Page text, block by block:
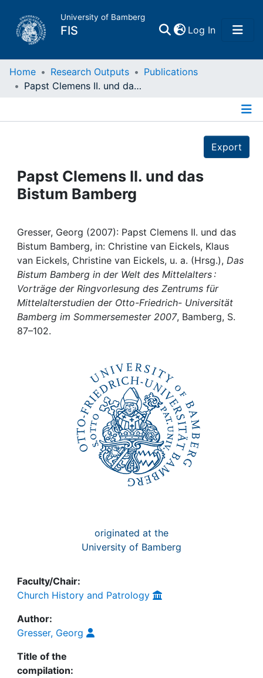
University of Bamberg
FIS Log In(current)
Home
Projects
People
Institutions
Awards
My FIS
Help
Home Research Outputs
Publications
Papst Clemens II. und das Bistum Bamberg
Export
Papst Clemens II. und das
Bistum Bamberg
Gresser, Georg (2007): Papst Clemens II. und das
Bistum Bamberg, in: Christine van Eickels, Klaus
van Eickels, Christine van Eickels, u. a. (Hrsg.), Das
Bistum Bamberg in der Welt des Mittelalters :
Vorträge der Ringvorlesung des Zentrums für
Mittelalterstudien der Otto-Friedrich- Universität
Bamberg im Sommersemester 2007, Bamberg, S.
87–102.
originated at the
University of Bamberg
Faculty/Chair:
Church History and Patrology
Author:
Gresser, Georg
Title of the
compilation: